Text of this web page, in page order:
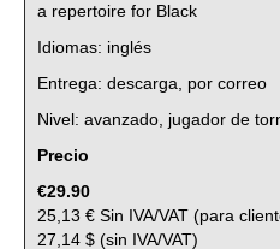
a repertoire for Black
Idiomas: inglés
Entrega: descarga, por correo
Nivel: avanzado, jugador de
Precio
€29.90
25,13 € Sin IVA/VAT (para
27,14 $ (sin IVA/VAT)